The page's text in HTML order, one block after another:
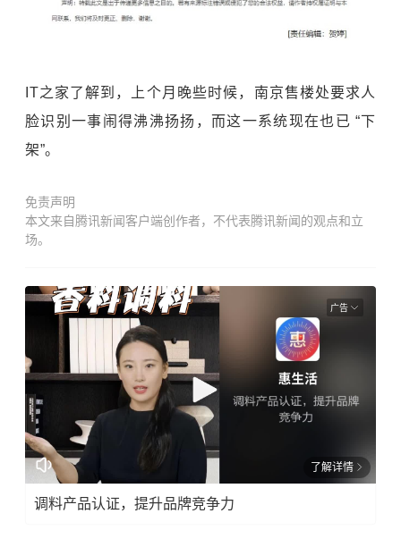
IT之家了解到，上个月晚些时候，南京售楼处要求人
脸识别一事闹得沸沸扬扬，而这一系统现在也已 “下
架”。
免责声明
本文来自腾讯新闻客户端创作者，不代表腾讯新闻的观点和立
场。
广告
了解详情
调料产品认证，提升品牌竞争力